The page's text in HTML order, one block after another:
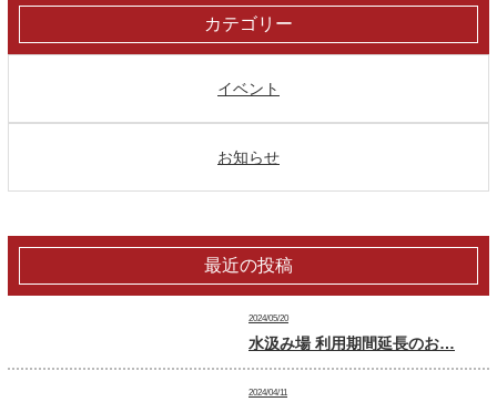
カテゴリー
イベント
お知らせ
最近の投稿
2024/05/20
水汲み場 利用期間延長のお…
2024/04/11